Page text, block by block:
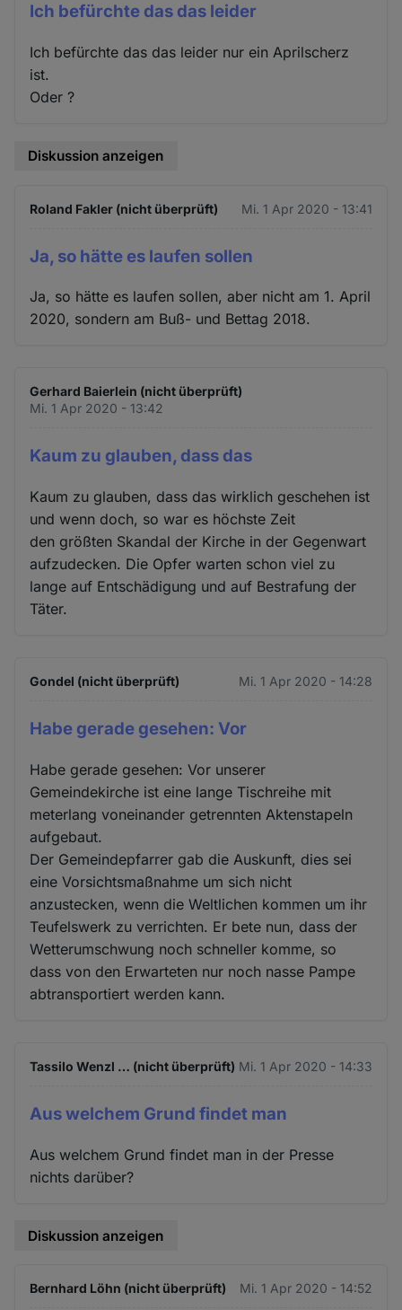
Ich befürchte das das leider
Ich befürchte das das leider nur ein Aprilscherz
ist.
Oder ?
Diskussion anzeigen
Roland Fakler (nicht überprüft) Mi. 1 Apr 2020 - 13:41
Ja, so hätte es laufen sollen
Ja, so hätte es laufen sollen, aber nicht am 1. April
2020, sondern am Buß- und Bettag 2018.
Gerhard Baierlein (nicht überprüft)
Mi. 1 Apr 2020 - 13:42
Kaum zu glauben, dass das
Kaum zu glauben, dass das wirklich geschehen ist
und wenn doch, so war es höchste Zeit
den größten Skandal der Kirche in der Gegenwart
aufzudecken. Die Opfer warten schon viel zu
lange auf Entschädigung und auf Bestrafung der
Täter.
Gondel (nicht überprüft) Mi. 1 Apr 2020 - 14:28
Habe gerade gesehen: Vor
Habe gerade gesehen: Vor unserer
Gemeindekirche ist eine lange Tischreihe mit
meterlang voneinander getrennten Aktenstapeln
aufgebaut.
Der Gemeindepfarrer gab die Auskunft, dies sei
eine Vorsichtsmaßnahme um sich nicht
anzustecken, wenn die Weltlichen kommen um ihr
Teufelswerk zu verrichten. Er bete nun, dass der
Wetterumschwung noch schneller komme, so
dass von den Erwarteten nur noch nasse Pampe
abtransportiert werden kann.
Tassilo Wenzl … (nicht überprüft) Mi. 1 Apr 2020 - 14:33
Aus welchem Grund findet man
Aus welchem Grund findet man in der Presse
nichts darüber?
Diskussion anzeigen
Bernhard Löhn (nicht überprüft) Mi. 1 Apr 2020 - 14:52